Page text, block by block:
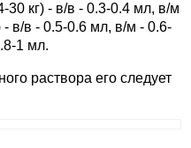
30 кг) - в/в - 0.3-0.4 мл, в/м
- в/в - 0.5-0.6 мл, в/м - 0.6-
1 мл.
раствора его следует